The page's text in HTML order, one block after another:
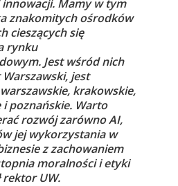
Mamy w tym
znakomitych ośrodków
cieszących się
rynku
Jest wśród nich
jest
krakowskie,
i poznańskie. Warto
rozwój zarówno AI,
jej wykorzystania w
z zachowaniem
moralności i etyki
rektor UW.